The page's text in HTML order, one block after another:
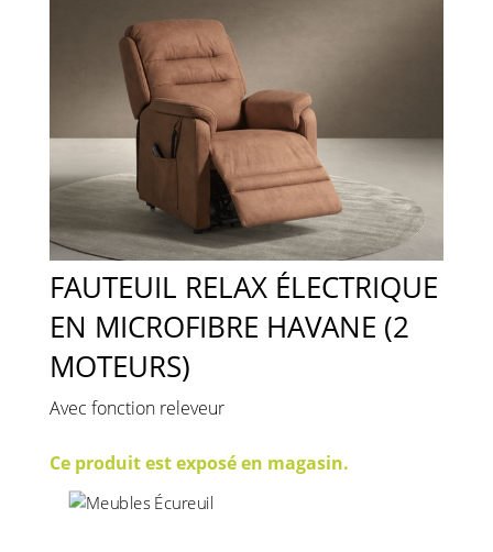
FAUTEUIL RELAX ÉLECTRIQUE
EN MICROFIBRE HAVANE (2
MOTEURS)
Avec fonction releveur
Ce produit est exposé en magasin.